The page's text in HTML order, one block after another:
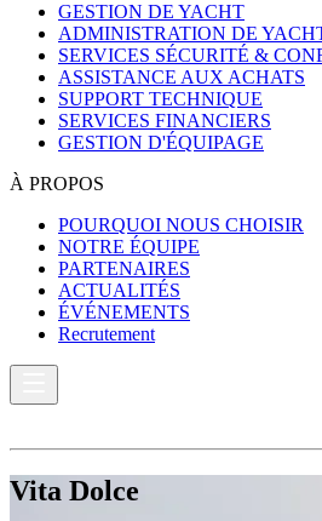
GESTION DE YACHT
ADMINISTRATION DE
SERVICES SÉCURITÉ &
ASSISTANCE AUX ACHATS
SUPPORT TECHNIQUE
SERVICES FINANCIERS
GESTION D'ÉQUIPAGE
À PROPOS
POURQUOI NOUS CHOISIR
NOTRE ÉQUIPE
PARTENAIRES
ACTUALITÉS
ÉVÉNEMENTS
Recrutement
Vita Dolce